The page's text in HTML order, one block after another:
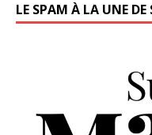
LE SPAM À LA UNE DE